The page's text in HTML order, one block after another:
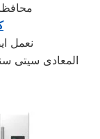
نعمل
المعادى سيتى